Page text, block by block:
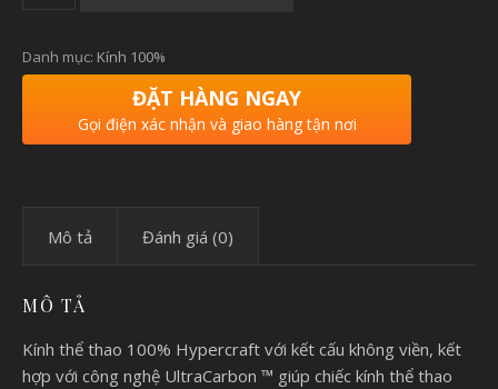
Danh mục: Kính 100%
ĐẶT HÀNG NGAY
Gọi điện xác nhận và giao hàng tận nơi
Mô tả Đánh giá (0)
MÔ TẢ
Kính thể thao 100% Hypercraft với kết cấu không viền, kết
hợp với công nghệ UltraCarbon ™ giúp chiếc kính thể thao